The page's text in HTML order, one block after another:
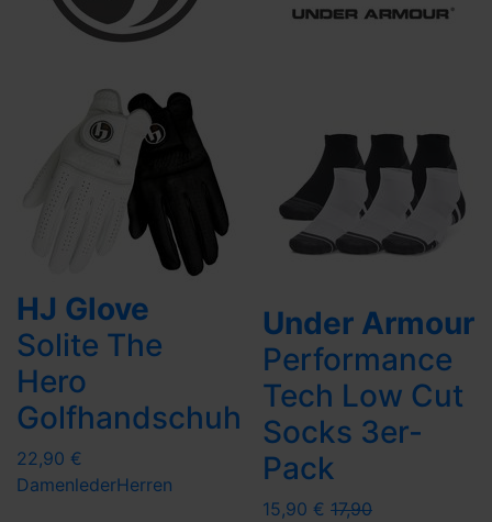
HJ Glove
Solite The
Hero
Golfhandschuh
22,90 €
DamenlederHerren
Under Armour
Performance
Tech Low Cut
Socks 3er-
Pack
15,90 € 17,90